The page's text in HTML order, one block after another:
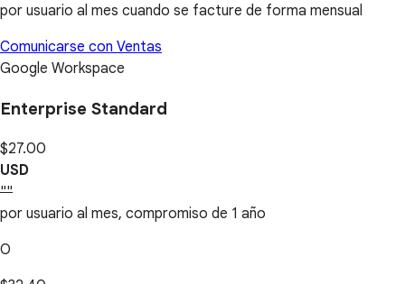
por usuario al mes cuando se facture de forma mensual
Comunicarse con Ventas
Google Workspace
Enterprise Standard
$27.00
USD
""
por usuario al mes, compromiso de 1 año
O